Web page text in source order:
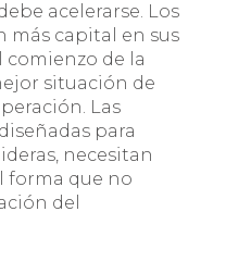
acelerarse. Los
más capital en sus
comienzo de la
situación de
Las
para
necesitan
forma que no
del